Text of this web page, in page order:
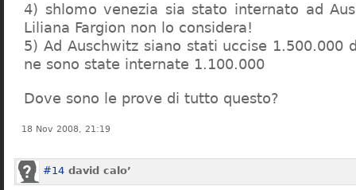
4) shlomo venezia sia stato internato ad
Liliana Fargion non lo considera!
5) Ad Auschwitz siano stati uccise 1.500.000
ne sono state internate 1.100.000
Dove sono le prove di tutto questo?
18 Nov 2008, 21:19
#14 david calo’